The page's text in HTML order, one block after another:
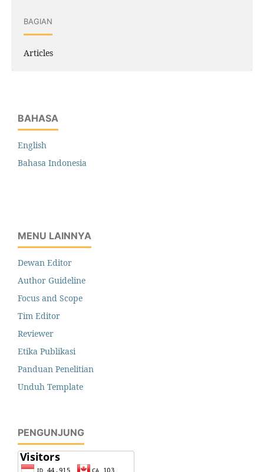
BAGIAN
Articles
BAHASA
English
Bahasa Indonesia
MENU LAINNYA
Dewan Editor
Author Guideline
Focus and Scope
Tim Editor
Reviewer
Etika Publikasi
Panduan Penelitian
Unduh Template
PENGUNJUNG